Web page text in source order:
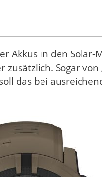
Akkus in den
Sogar
das bei